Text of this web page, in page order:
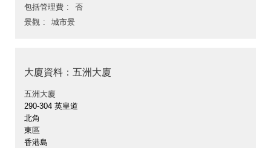
包括管理費
否
景觀
城市景
大廈資料：五洲大廈
五洲大廈
290-304 英皇道
北角
東區
香港島